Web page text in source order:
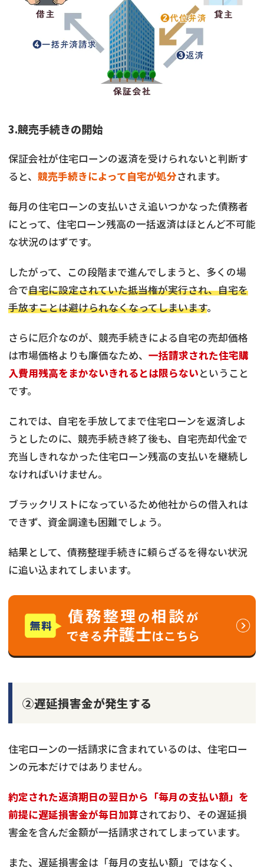
3.競売手続きの開始
保証会社が住宅ローンの返済を受けられないと判断す
ると、 競売手続きによって自宅が処分されます。
毎月の住宅ローンの支払いさえ追いつかなった債務者
にとって、住宅ローン残高の一括返済はほとんど不可能
な状況のはずです。
したがって、この段階まで進んでしまうと、多くの場
合で自宅に設定されていた抵当権が実行され、自宅を
手放すことは避けられなくなってしまいます。
さらに厄介なのが、競売手続きによる自宅の売却価格
は市場価格よりも廉価なため、 一括請求された住宅購
入費用残高をまかないきれるとは限らないということ
です。
これでは、自宅を手放してまで住宅ローンを返済しよ
うとしたのに、競売手続き終了後も、自宅売却代金で
充当しきれなかった住宅ローン残高の支払いを継続し
なければいけません。
ブラックリストになっているため他社からの借入れは
できず、資金調達も困難でしょう。
結果として、債務整理手続きに頼らざるを得ない状況
に追い込まれてしまいます。
②遅延損害金が発生する
住宅ローンの一括請求に含まれているのは、住宅ロー
ンの元本だけではありません。
約定された返済期日の翌日から「毎月の支払い額」を
前提に遅延損害金が毎日加算されており、その遅延損
害金を含んだ金額が一括請求されてしまっています。
また、遅延損害金は「毎月の支払い額」ではなく、